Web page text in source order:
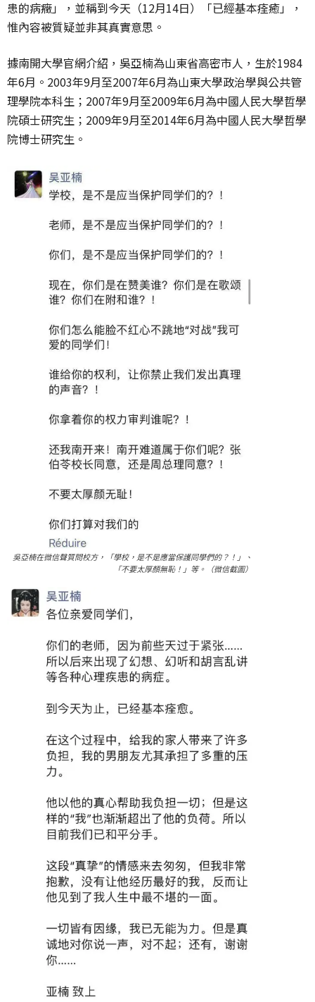
患的病癥」，並稱到今天（12月14日）「已經基本痊癒」，
惟內容被質疑並非其真實意思。
據南開大學官網介紹，吳亞楠為山東省高密市人，生於1984
年6月。2003年9月至2007年6月為山東大學政治學與公共管
理學院本科生；2007年9月至2009年6月為中國人民大學哲學
院碩士研究生；2009年9月至2014年6月為中國人民大學哲學
院博士研究生。
吳亞楠在微信聲質問校方，「學校，是不是應當保護同學們的？！」、
「不要太厚顏無恥！」等。（微信截圖）